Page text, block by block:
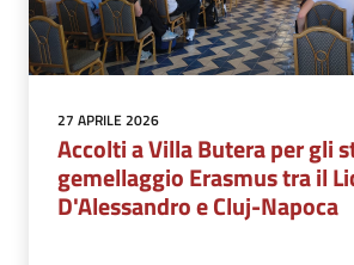
27 APRILE 2026
Accolti a Villa Butera per gli
gemellaggio Erasmus tra il
D'Alessandro e Cluj-Napoca